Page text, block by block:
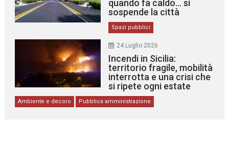
quando fa caldo… si
sospende la città
Spazi pubblici
24 Luglio 2026
Incendi in Sicilia:
territorio fragile, mobilità
interrotta e una crisi che
si ripete ogni estate
Ambiente e decoro Pubblica amministrazione